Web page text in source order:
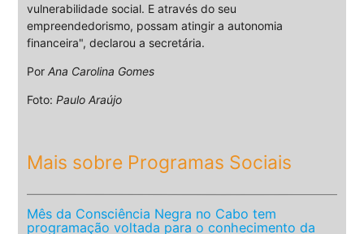
vulnerabilidade social. E através do seu
empreendedorismo, possam atingir a autonomia
financeira", declarou a secretária.
Por Ana Carolina Gomes
Foto: Paulo Araújo
Mais sobre Programas Sociais
Mês da Consciência Negra no Cabo tem
programação voltada para o conhecimento da